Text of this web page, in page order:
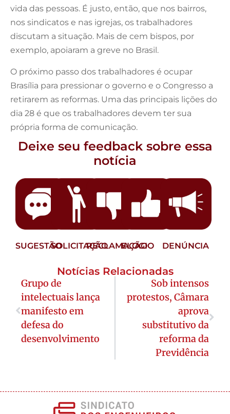
vida das pessoas. É justo, então, que nos bairros,
nos sindicatos e nas igrejas, os trabalhadores
discutam a situação. Mais de cem bispos, por
exemplo, apoiaram a greve no Brasil.
O próximo passo dos trabalhadores é ocupar
Brasília para pressionar o governo e o Congresso a
retirarem as reformas. Uma das principais lições do
dia 28 é que os trabalhadores devem ter sua
própria forma de comunicação.
Deixe seu feedback sobre essa
notícia
SUGESTÃOSOLICITAÇÃORECLAMAÇÃO
ELOGIO DENÚNCIA
Notícias Relacionadas
Grupo de
intelectuais lança
manifesto em
defesa do
desenvolvimento
Sob intensos
protestos, Câmara
aprova
substitutivo da
reforma da
Previdência